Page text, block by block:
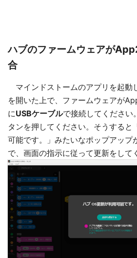
ハブのファームウェアが
合
マインドストームのアプリを起動
を開いた上で、ファームウェアが
にUSBケーブルで接続してください
タンを押してください。そうすると
可能です。」みたいなポップアップ
で、画面の指示に従って更新をして